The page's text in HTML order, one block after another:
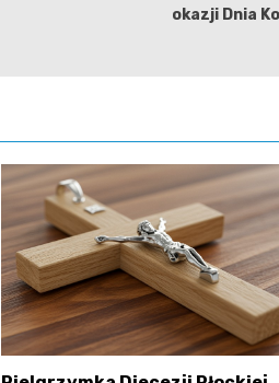
okazji Dnia